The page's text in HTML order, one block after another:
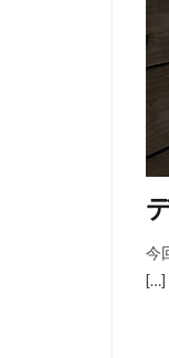
今
[…]